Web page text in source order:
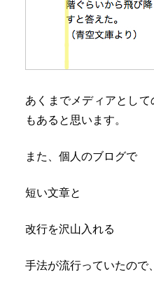
あくまでメディアとし
もあると思います。
また、個人のブログで
短い文章と
改行を沢山入れる
手法が流行っていたので